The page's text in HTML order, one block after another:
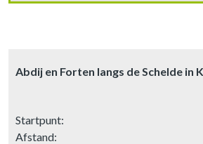
Abdij en Forten langs de Schelde in
Startpunt:
Afstand: